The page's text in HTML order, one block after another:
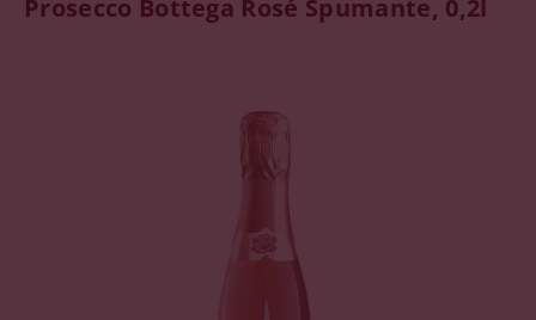
Prosecco Bottega Rosé Spumante, 0,2l